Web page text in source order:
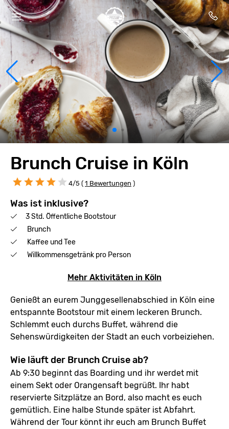
Brunch Cruise in Köln
4/5 ( 1 Bewertungen )
Was ist inklusive?
3 Std. Öffentliche Bootstour
Brunch
Kaffee und Tee
Willkommensgetränk pro Person
Mehr Aktivitäten in Köln
Genießt an eurem Junggesellenabschied in Köln eine
entspannte Bootstour mit einem leckeren Brunch.
Schlemmt euch durchs Buffet, während die
Sehenswürdigkeiten der Stadt an euch vorbeiziehen.
Wie läuft der Brunch Cruise ab?
Ab 9:30 beginnt das Boarding und ihr werdet mit
einem Sekt oder Orangensaft begrüßt. Ihr habt
reservierte Sitzplätze an Bord, also macht es euch
gemütlich. Eine halbe Stunde später ist Abfahrt.
Während der Tour könnt ihr euch am Brunch Buffet